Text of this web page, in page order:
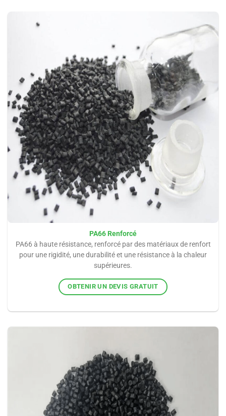
PA66 Renforcé
PA66 à haute résistance, renforcé par des matériaux de renfort
pour une rigidité, une durabilité et une résistance à la chaleur
supérieures.
OBTENIR UN DEVIS GRATUIT